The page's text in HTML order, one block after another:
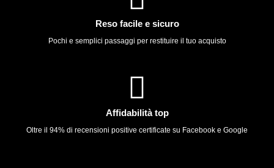
Reso facile e sicuro
Pochi e semplici passaggi per restituire il tuo acquisto
Affidabilità top
Oltre il 94% di recensioni positive certificate su Facebook e Google